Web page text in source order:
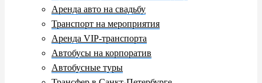
Аренда авто на свадьбу
Транспорт на мероприятия
Аренда VIP-транспорта
Автобусы на корпоратив
Автобусные туры